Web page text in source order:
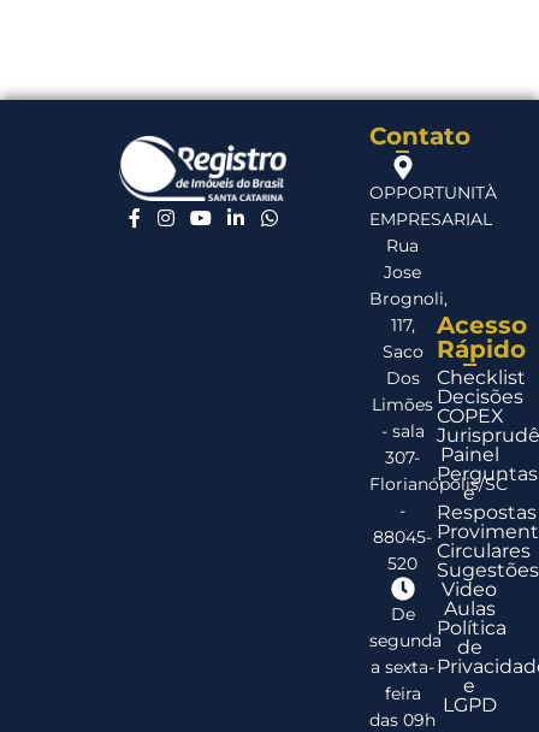
Contato
OPPORTUNITÀ
EMPRESARIAL
Rua
Jose
Brognoli,
117,
Saco
Dos
Limões
- sala
307-
Florianópolis/SC
-
88045-
520
De
segunda
a sexta-
feira
das 09h
Acesso
Rápido
Checklist
Decisões
COPEX
Painel
Perguntas
e
Respostas
Circulares
Sugestões
Video
Aulas
Política
de
e
LGPD